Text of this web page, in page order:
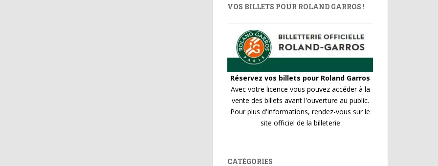
VOS BILLETS POUR ROLAND GARROS !
Réservez vos billets pour Roland Garros
Avec votre licence vous pouvez accéder à la
vente des billets avant l'ouverture au public.
Pour plus d'informations, rendez-vous sur le
site officiel de la billeterie
CATÉGORIES